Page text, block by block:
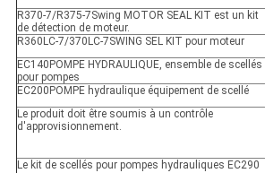
R370-7/R375-7Swing MOTOR SEAL KIT est un kit
de détection de moteur.
R360LC-7/370LC-7SWING SEL KIT pour moteur
EC140POMPE HYDRAULIQUE, ensemble de scellés
pour pompes
EC200POMPE hydraulique équipement de scellé
Le produit doit être soumis à un contrôle
d'approvisionnement.
Le kit de scellés pour pompes hydrauliques EC290